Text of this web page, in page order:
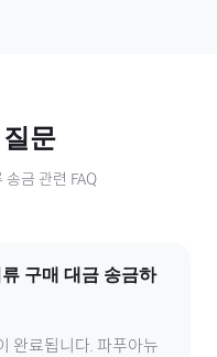
문
송금 관련 FAQ
구매 대금 송금하
완료됩니다. 파푸아뉴